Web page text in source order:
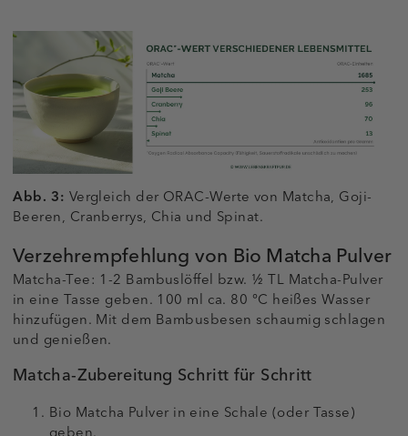
Abb. 3: Vergleich der ORAC-Werte von Matcha, Goji-
Beeren, Cranberrys, Chia und Spinat.
Verzehrempfehlung von Bio Matcha Pulver
Matcha-Tee: 1-2 Bambuslöffel bzw. ½ TL Matcha-Pulver
in eine Tasse geben. 100 ml ca. 80 °C heißes Wasser
hinzufügen. Mit dem Bambusbesen schaumig schlagen
und genießen.
Matcha-Zubereitung Schritt für Schritt
Bio Matcha Pulver in eine Schale (oder Tasse)